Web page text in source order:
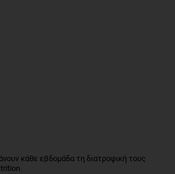
κάθε εβδομάδα τη διατροφική τους